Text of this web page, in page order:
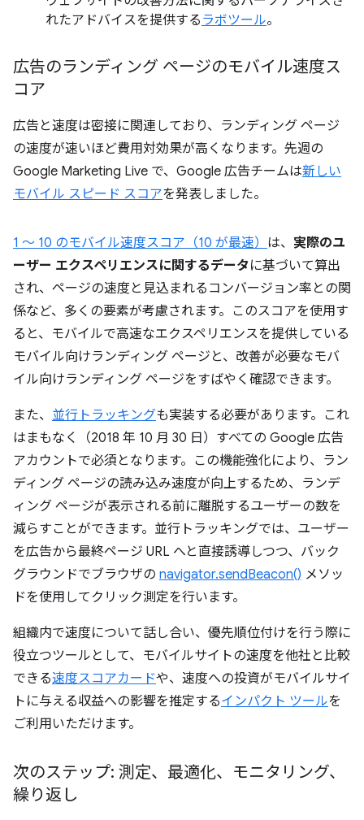
れたアドバイスを提供する ラボツール。
広告のランディング ページのモバイル速度ス
コア
広告と速度は密接に関連しており、ランディング ページ
の速度が速いほど費用対効果が高くなります。先週の
Google Marketing Live で、Google 広告チームは新しい
モバイル スピード スコアを発表しました。
1 ～ 10 のモバイル速度スコア（10 が最速） は、 実際のユ
ーザー エクスペリエンスに関するデータ に基づいて算出
され、ページの速度と見込まれるコンバージョン率との関
係など、多くの要素が考慮されます。このスコアを使用す
ると、モバイルで高速なエクスペリエンスを提供している
モバイル向けランディング ページと、改善が必要なモバ
イル向けランディング ページをすばやく確認できます。
また、 並行トラッキングも実装する必要があります。これ
はまもなく（2018 年 10 月 30 日）すべての Google 広告
アカウントで必須となります。この機能強化により、ラン
ディング ページの読み込み速度が向上するため、ランデ
ィング ページが表示される前に離脱するユーザーの数を
減らすことができます。並行トラッキングでは、ユーザー
を広告から最終ページ URL へと直接誘導しつつ、バック
グラウンドでブラウザの navigator.sendBeacon() メソッ
ドを使用してクリック測定を行います。
組織内で速度について話し合い、優先順位付けを行う際に
役立つツールとして、モバイルサイトの速度を他社と比較
できる速度スコアカードや、速度への投資がモバイルサイ
トに与える収益への影響を推定するインパクト ツールを
ご利用いただけます。
次のステップ: 測定、最適化、モニタリング、
繰り返し